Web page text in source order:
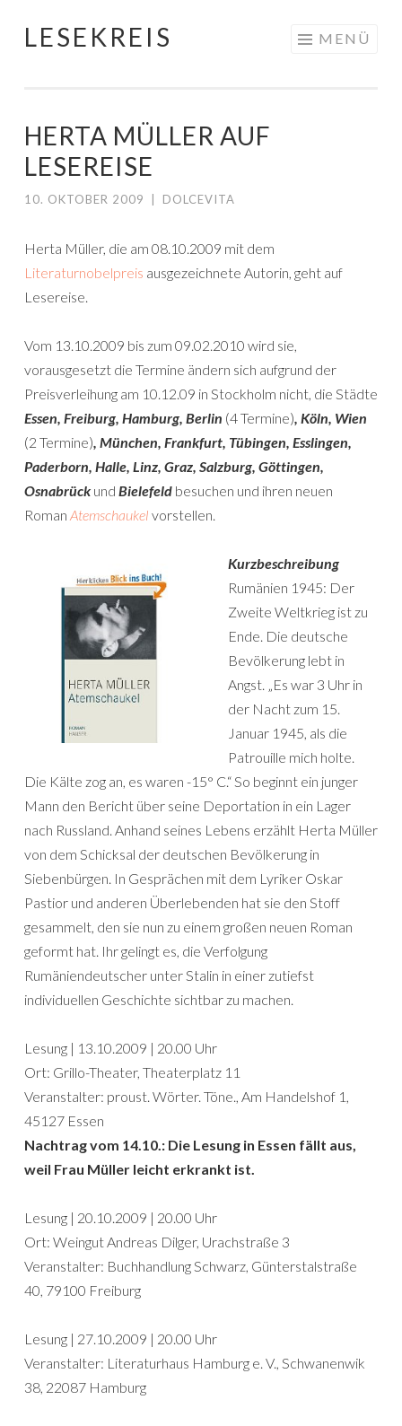
Springe
LESEKREIS MENÜ
HERTA MÜLLER AUF
LESEREISE
10. OKTOBER 2009 DOLCEVITA
Herta Müller, die am 08.10.2009 mit dem
Literaturnobelpreis ausgezeichnete Autorin, geht auf
Lesereise.
Vom 13.10.2009 bis zum 09.02.2010 wird sie,
vorausgesetzt die Termine ändern sich aufgrund der
Preisverleihung am 10.12.09 in Stockholm nicht, die Städte
Essen, Freiburg, Hamburg, Berlin (4 Termine), Köln, Wien
(2 Termine), München, Frankfurt, Tübingen, Esslingen,
Paderborn, Halle, Linz, Graz, Salzburg, Göttingen,
Osnabrück und Bielefeld besuchen und ihren neuen
Roman Atemschaukel vorstellen.
Kurzbeschreibung
Rumänien 1945: Der
Zweite Weltkrieg ist zu
Ende. Die deutsche
Bevölkerung lebt in
Angst. „Es war 3 Uhr in
der Nacht zum 15.
Januar 1945, als die
Patrouille mich holte.
Die Kälte zog an, es waren -15° C.“ So beginnt ein junger
Mann den Bericht über seine Deportation in ein Lager
nach Russland. Anhand seines Lebens erzählt Herta Müller
von dem Schicksal der deutschen Bevölkerung in
Siebenbürgen. In Gesprächen mit dem Lyriker Oskar
Pastior und anderen Überlebenden hat sie den Stoff
gesammelt, den sie nun zu einem großen neuen Roman
geformt hat. Ihr gelingt es, die Verfolgung
Rumäniendeutscher unter Stalin in einer zutiefst
individuellen Geschichte sichtbar zu machen.
Lesung | 13.10.2009 | 20.00 Uhr
Ort: Grillo-Theater, Theaterplatz 11
Veranstalter: proust. Wörter. Töne., Am Handelshof 1,
45127 Essen
Nachtrag vom 14.10.: Die Lesung in Essen fällt aus,
weil Frau Müller leicht erkrankt ist.
Lesung | 20.10.2009 | 20.00 Uhr
Ort: Weingut Andreas Dilger, Urachstraße 3
Veranstalter: Buchhandlung Schwarz, Günterstalstraße
40, 79100 Freiburg
Lesung | 27.10.2009 | 20.00 Uhr
Veranstalter: Literaturhaus Hamburg e. V., Schwanenwik
38, 22087 Hamburg